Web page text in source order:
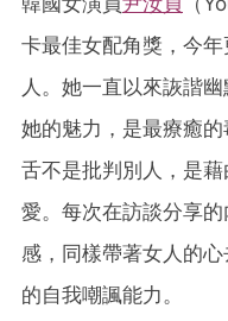
卡最佳女配角獎，今
人。她一直以來詼諧
她的魅力，是最療癒
舌不是批判別人，是
愛。每次在訪談分享
感，同樣帶著女人的
的自我嘲諷能力。